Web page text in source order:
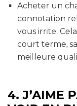
Acheter un
connotation
vous irrite.
court terme,
meilleure
4. J’AIME